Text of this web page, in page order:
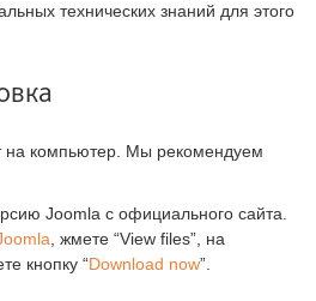
технических знаний для этого
на компьютер. Мы рекомендуем
Joomla с официального сайта.
, жмете “View files”, на
кнопку “Download now”.